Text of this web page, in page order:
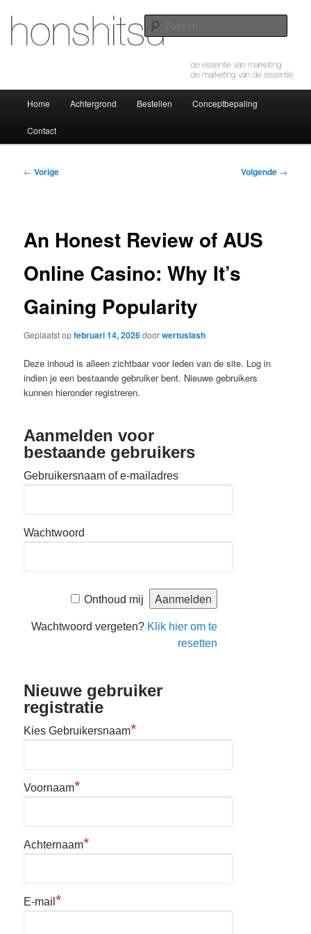
naar
Home Achtergrond Bestellen Conceptbepaling
Contact
Bericht
← Vorige Volgende →
An Honest Review of AUS
Online Casino: Why It’s
Gaining Popularity
Geplaatst opfebruari 14, 2026doorwertuslash
Deze inhoud is alleen zichtbaar voor leden van de site. Log in
indien je een bestaande gebruiker bent. Nieuwe gebruikers
kunnen hieronder registreren.
Aanmelden voor
bestaande gebruikers
Gebruikersnaam of e-mailadres
Wachtwoord
Onthoud mij
Wachtwoord vergeten? Klik hier om te
resetten
Nieuwe gebruiker
registratie
Kies Gebruikersnaam*
Voornaam*
Achternaam*
E-mail*